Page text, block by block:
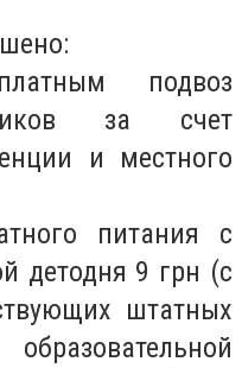
подвоз
за счет
и местного
питания с
детодня 9 грн (с
штатных